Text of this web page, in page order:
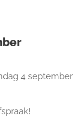
4 september